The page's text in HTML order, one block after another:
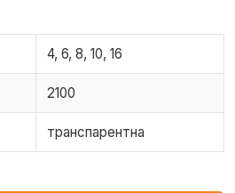
4, 6, 8, 10, 16
2100
транспарентна